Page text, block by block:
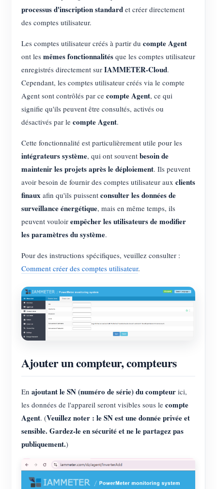
processus d'inscription standard et créer directement
des comptes utilisateur.
Les comptes utilisateur créés à partir du compte Agent
ont les mêmes fonctionnalités que les comptes utilisateur
enregistrés directement sur IAMMETER-Cloud.
Cependant, les comptes utilisateur créés via le compte
Agent sont contrôlés par ce compte Agent, ce qui
signifie qu'ils peuvent être consultés, activés ou
désactivés par le compte Agent.
Cette fonctionnalité est particulièrement utile pour les
intégrateurs système, qui ont souvent besoin de
maintenir les projets après le déploiement. Ils peuvent
avoir besoin de fournir des comptes utilisateur aux clients
finaux afin qu'ils puissent consulter les données de
surveillance énergétique, mais en même temps, ils
peuvent vouloir empêcher les utilisateurs de modifier
les paramètres du système.
Pour des instructions spécifiques, veuillez consulter :
Comment créer des comptes utilisateur.
Ajouter un compteur, compteurs
En ajoutant le SN (numéro de série) du compteur ici,
les données de l'appareil seront visibles sous le compte
Agent. (Veuillez noter : le SN est une donnée privée et
sensible. Gardez-le en sécurité et ne le partagez pas
publiquement.)